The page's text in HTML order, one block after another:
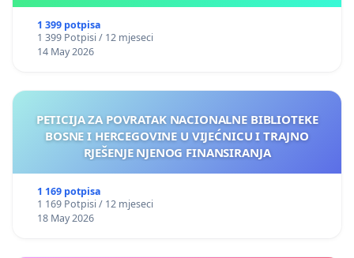
1 399 potpisa
1 399 Potpisi / 12 mjeseci
14 May 2026
PETICIJA ZA POVRATAK NACIONALNE BIBLIOTEKE
BOSNE I HERCEGOVINE U VIJEĆNICU I TRAJNO
RJEŠENJE NJENOG FINANSIRANJA
1 169 potpisa
1 169 Potpisi / 12 mjeseci
18 May 2026